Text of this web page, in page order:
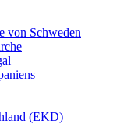
von Schweden
(EKD)